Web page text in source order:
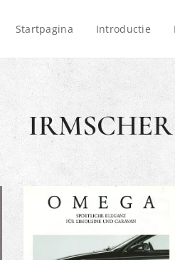
Startpagina Introductie
IRMSCHER